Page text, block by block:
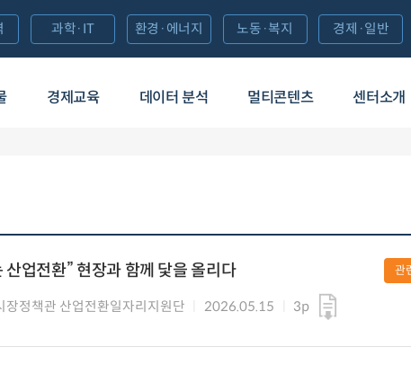
경제교육 데이터 분석 멀티콘텐츠 센터소개
과학·IT 환경·에너지 노동·복지 경제·일반
산업전환” 현장과 함께 닻을 올리다
장정책관 산업전환일자리지원단 2026.05.15 3p
관